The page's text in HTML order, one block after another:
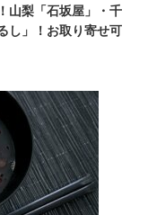
山梨「石坂屋」・千
し」！お取り寄せ可